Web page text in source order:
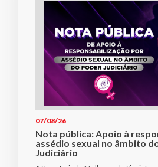
07/08/26
Nota pública: Apoio à
assédio sexual no âmbito
Judiciário